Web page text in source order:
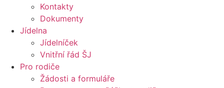
Kontakty
Dokumenty
Jídelna
Jídelníček
Vnitřní řád ŠJ
Pro rodiče
Žádosti a formuláře